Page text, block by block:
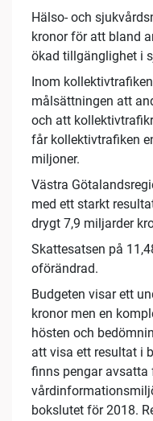
Hälso- och
kronor för att bland
ökad tillgänglighet i
Inom
målsättningen att
och att
får kollektivtrafiken
miljoner.
Västra
med ett starkt
drygt 7,9 miljarder
Skattesatsen på
oförändrad.
Budgeten visar ett
kronor men en
hösten och
att visa ett resultat i
finns pengar
bokslutet för 2018.